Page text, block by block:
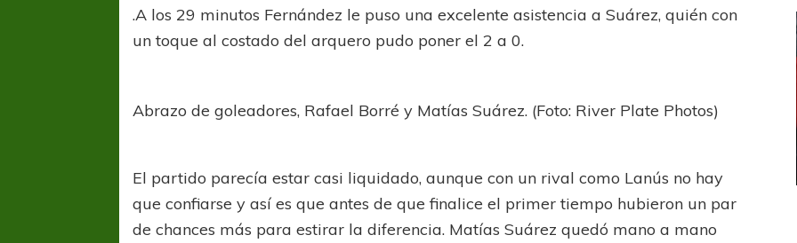
.A los 29 minutos Fernández le puso una excelente asistencia a Suárez, quién con
un toque al costado del arquero pudo poner el 2 a 0.
Abrazo de goleadores, Rafael Borré y Matías Suárez. (Foto: River Plate Photos)
El partido parecía estar casi liquidado, aunque con un rival como Lanús no hay
que confiarse y así es que antes de que finalice el primer tiempo hubieron un par
de chances más para estirar la diferencia. Matías Suárez quedó mano a mano